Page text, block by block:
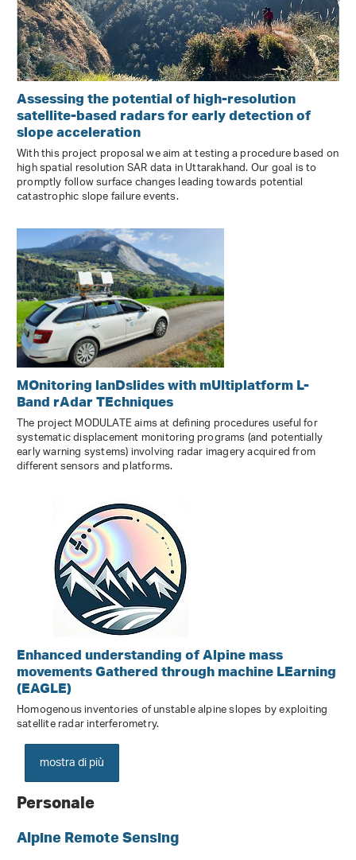
Assessing the potential of high-resolution
satellite-based radars for early detection of
slope acceleration
With this project proposal we aim at testing a procedure based on
high spatial resolution SAR data in Uttarakhand. Our goal is to
promptly follow surface changes leading towards potential
catastrophic slope failure events.
MOnitoring lanDslides with mUltiplatform L-
Band rAdar TEchniques
The project MODULATE aims at defining procedures useful for
systematic displacement monitoring programs (and potentially
early warning systems) involving radar imagery acquired from
different sensors and platforms.
Enhanced understanding of Alpine mass
movements Gathered through machine LEarning
(EAGLE)
Homogenous inventories of unstable alpine slopes by exploiting
satellite radar interferometry.
mostra di più
Personale
Alpine Remote Sensing